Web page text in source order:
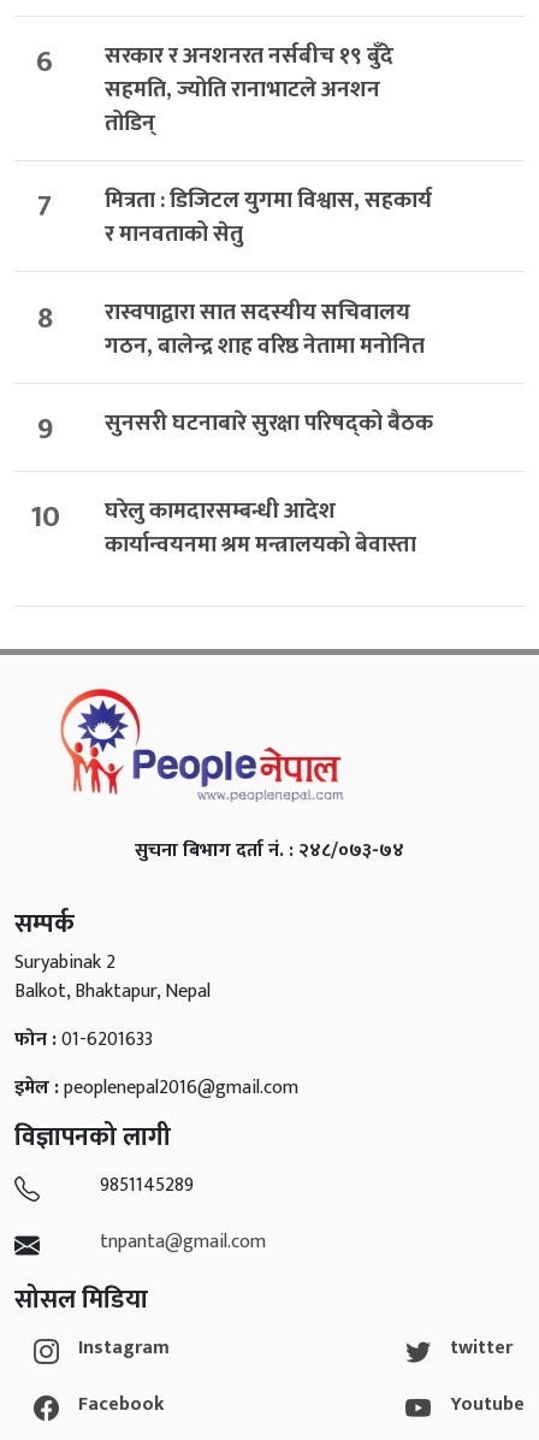
6
सरकार र अनशनरत नर्सबीच १९ बुँदे
सहमति, ज्योति रानाभाटले अनशन
तोडिन्
7
मित्रता : डिजिटल युगमा विश्वास, सहकार्य
र मानवताको सेतु
8
रास्वपाद्वारा सात सदस्यीय सचिवालय
गठन, बालेन्द्र शाह वरिष्ठ नेतामा मनोनित
9 सुनसरी घटनाबारे सुरक्षा परिषद्को बैठक
10
घरेलु कामदारसम्बन्धी आदेश
कार्यान्वयनमा श्रम मन्त्रालयको बेवास्ता
सुचना बिभाग दर्ता नं. : २४८/०७३-७४
सम्पर्क
Suryabinak 2
Balkot, Bhaktapur, Nepal
फोन :01-6201633
इमेल :peoplenepal2016@gmail.com
विज्ञापनको लागी
9851145289
tnpanta@gmail.com
सोसल मिडिया
Instagram
Facebook
twitter
Youtube